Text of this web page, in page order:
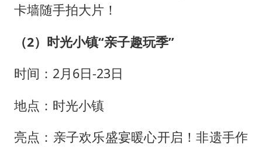
卡墙随手拍大片！
（2）时光小镇“亲子趣玩季”
时间：2月6日-23日
地点：时光小镇
亮点：亲子欢乐盛宴暖心开启！非遗手作